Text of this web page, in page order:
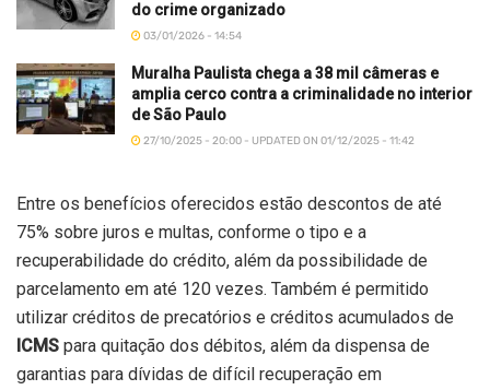
do crime organizado
03/01/2026 - 14:54
Muralha Paulista chega a 38 mil câmeras e
amplia cerco contra a criminalidade no interior
de São Paulo
27/10/2025 - 20:00 - UPDATED ON 01/12/2025 - 11:42
Entre os benefícios oferecidos estão descontos de até
75% sobre juros e multas, conforme o tipo e a
recuperabilidade do crédito, além da possibilidade de
parcelamento em até 120 vezes. Também é permitido
utilizar créditos de precatórios e créditos acumulados de
ICMS para quitação dos débitos, além da dispensa de
garantias para dívidas de difícil recuperação em